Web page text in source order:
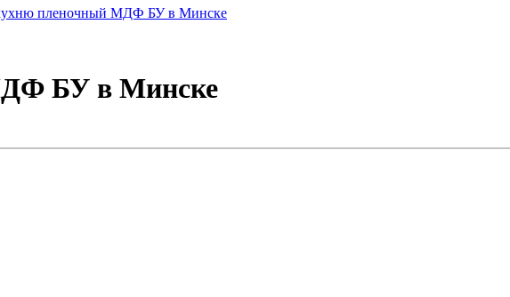
БУ в Минске